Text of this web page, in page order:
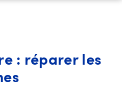
: réparer les